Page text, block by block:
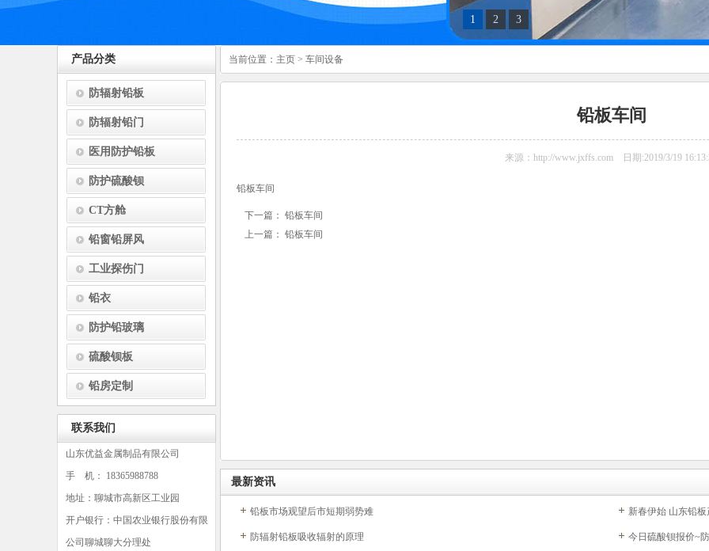
1 2 3
产品分类
防辐射铅板
防辐射铅门
医用防护铅板
防护硫酸钡
CT方舱
铅窗铅屏风
工业探伤门
铅衣
防护铅玻璃
硫酸钡板
铅房定制
联系我们
山东优益金属制品有限公司
手 机： 18365988788
地址：聊城市高新区工业园
开户银行：中国农业银行股份有限
公司聊城聊大分理处
当前位置： 主页 > 车间设备
铅板车间
来源：http://www.jxffs.com 日期:2019/3/19
铅板车间
下一篇： 铅板车间
上一篇： 铅板车间
最新资讯
铅板市场观望后市短期弱势难 新春伊始 山东铅
防辐射铅板吸收辐射的原理 今日硫酸钡报价~